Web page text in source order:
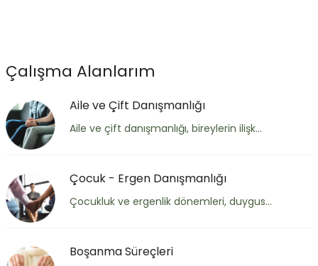
Çalışma Alanlarım
Aile ve Çift Danışmanlığı
Aile ve çift danışmanlığı, bireylerin ilişk...
Çocuk - Ergen Danışmanlığı
Çocukluk ve ergenlik dönemleri, duygus...
Boşanma Süreçleri